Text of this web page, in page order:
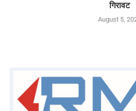
गिरावट
August 5,